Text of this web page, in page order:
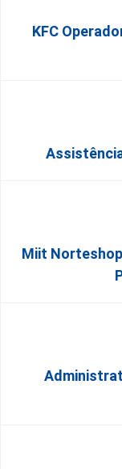
KFC
Miit